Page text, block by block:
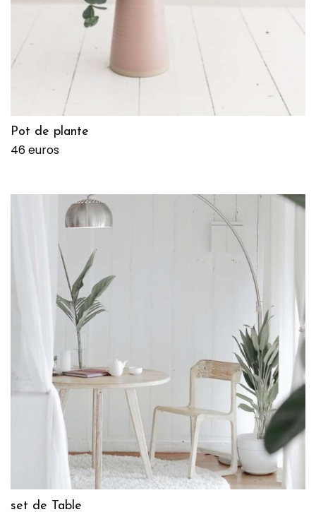
Pot de plante
46 euros
set de Table